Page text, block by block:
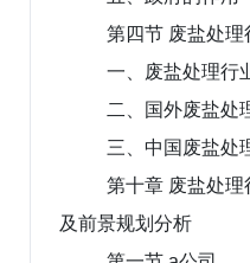
第四节 废盐处
一、废盐处理行
二、国外废盐处
三、中国废盐处
第十章 废盐处
及前景规划分析